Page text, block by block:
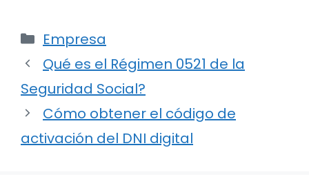
Categorías
Empresa
Navegación
de
entradas
Qué es el Régimen 0521 de la
Seguridad Social?
Cómo obtener el código de
activación del DNI digital